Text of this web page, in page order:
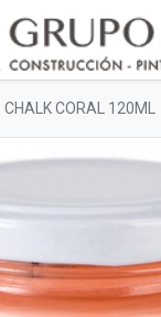
CHALK CORAL 120ML